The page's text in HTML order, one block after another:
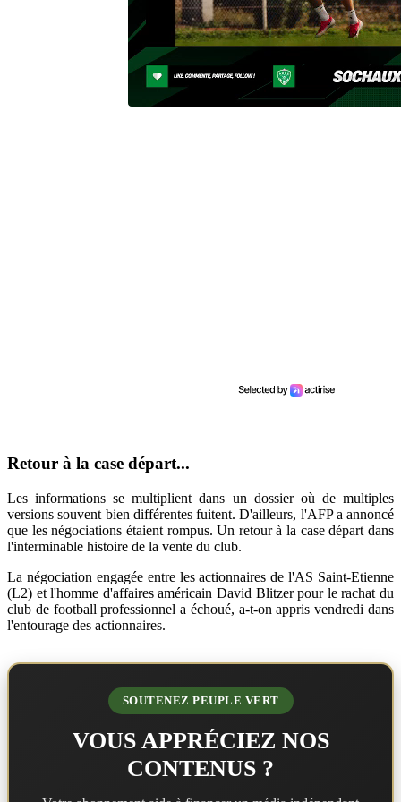
Retour à la case départ...
Les informations se multiplient dans un dossier où de multiples
versions souvent bien différentes fuitent. D'ailleurs, l'AFP a annoncé
que les négociations étaient rompus. Un retour à la case départ dans
l'interminable histoire de la vente du club.
La négociation engagée entre les actionnaires de l'AS Saint-Etienne
(L2) et l'homme d'affaires américain David Blitzer pour le rachat du
club de football professionnel a échoué, a-t-on appris vendredi dans
l'entourage des actionnaires.
SOUTENEZ PEUPLE VERT
VOUS APPRÉCIEZ NOS
CONTENUS ?